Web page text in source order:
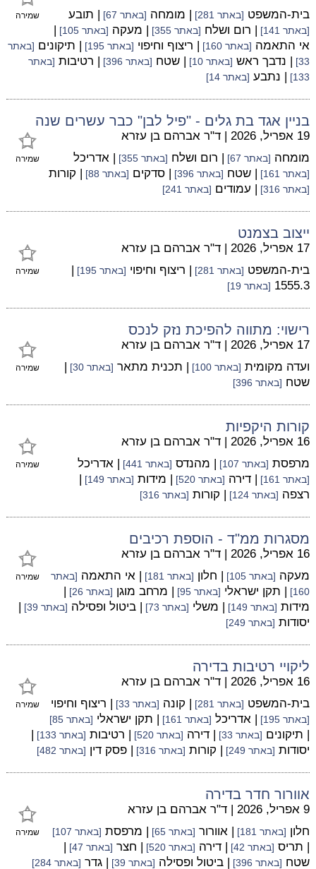
שמירה בית-המשפט [באתר 281] | מומחה [באתר 67] | תובע
[באתר 141] | רום ושלח [באתר 355] | מעקה [באתר 105]
|
אי התאמה [באתר 160] | ריצוף וחיפוי [באתר 195] | תיקונים [באתר
33]
| נדבך ראש [באתר 10] | שטח [באתר 396] | רטיבות [באתר
133]
| נתבע [באתר 14]
בניין אגד בת גלים - "פיל לבן" כבר עשרים שנה
שמירה
19 אפריל, 2026 | ד"ר אברהם בן עזרא
מומחה [באתר 67] | רום ושלח [באתר 355] | אדריכל
[באתר 161] | שטח [באתר 396] | סדקים [באתר 88] | קורות
[באתר 316] | עמודים [באתר 241]
ייצוב בצמנט
שמירה
17 אפריל, 2026 | ד"ר אברהם בן עזרא
בית-המשפט [באתר 281] | ריצוף וחיפוי [באתר 195]
|
1555.3 [באתר 19]
רישוי: מתווה להפיכת נזק לנכס
שמירה
17 אפריל, 2026 | ד"ר אברהם בן עזרא
ועדה מקומית [באתר 100] | תכנית מתאר [באתר 30]
|
שטח [באתר 396]
קורות היקפיות
שמירה
16 אפריל, 2026 | ד"ר אברהם בן עזרא
מרפסת [באתר 107] | מהנדס [באתר 441] | אדריכל
[באתר 161] | דירה [באתר 520] | מידות [באתר 149]
|
רצפה [באתר 124] | קורות [באתר 316]
מסגרות ממ"ד - הוספת רכיבים
שמירה
16 אפריל, 2026 | ד"ר אברהם בן עזרא
מעקה [באתר 105] | חלון [באתר 181] | אי התאמה [באתר
160]
| תקן ישראלי [באתר 95] | מרחב מוגן [באתר 26]
|
מידות [באתר 149] | משלי [באתר 73] | ביטול ופסילה [באתר 39]
|
יסודות [באתר 249]
ליקויי רטיבות בדירה
שמירה
16 אפריל, 2026 | ד"ר אברהם בן עזרא
בית-המשפט [באתר 281] | קונה [באתר 33] | ריצוף וחיפוי
[באתר 195] | אדריכל [באתר 161] | תקן ישראלי [באתר 85]
| תיקונים [באתר 33] | דירה [באתר 520] | רטיבות [באתר 133]
|
יסודות [באתר 249] | קורות [באתר 316] | פסק דין [באתר 482]
אוורור חדר בדירה
שמירה
9 אפריל, 2026 | ד"ר אברהם בן עזרא
חלון [באתר 181] | אוורור [באתר 65] | מרפסת [באתר 107]
| תריס [באתר 42] | דירה [באתר 520] | חצר [באתר 47]
|
שטח [באתר 396] | ביטול ופסילה [באתר 39] | גדר [באתר 284]